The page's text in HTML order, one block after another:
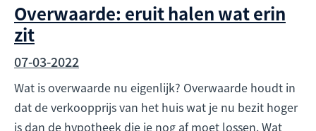
Overwaarde: eruit halen wat erin
zit
07-03-2022
Wat is overwaarde nu eigenlijk? Overwaarde houdt in
dat de verkoopprijs van het huis wat je nu bezit hoger
is dan de hypotheek die je nog af moet lossen. Wat